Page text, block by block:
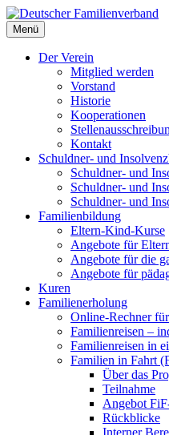
Deutscher Familienverband
Landesverband Berlin
Menü
Der Verein
Mitglied werden
Vorstand
Historie
Kooperationen
Kontakt
Schuldner- und
Schuldner- und
Schuldner- und
Schuldner- und
Familienbildung
Eltern-Kind-Kurse
Angebote für
Angebote für die
Angebote für
Kuren
Familienerholung
Online-Rechner
Familienreisen –
Familienreisen in
Familien in Fahrt
Über das
Teilnahme
Angebot
Rückblicke
Interner